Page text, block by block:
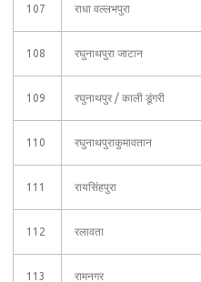
107 राधा वल्लभपुरा
108 रघुनाथपुरा जाटान
109 रघुनाथपुर / काली डूंगरी
110 रघुनाथपुराकुमावतान
111 रायसिंहपुरा
112 रलावता
113 रामनगर